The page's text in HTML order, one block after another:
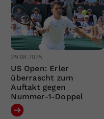
29.08.2025
US Open: Erler
überrascht zum
Auftakt gegen
Nummer-1-Doppel